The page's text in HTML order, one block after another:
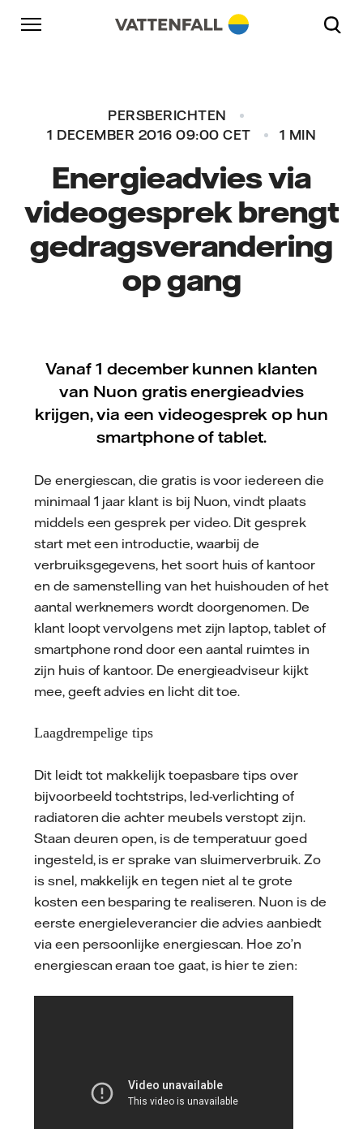
Naar content
Naar hoofdnavigatie
Ga naar footer
PERSBERICHTEN
1 DECEMBER 2016 09:00 CET
1 MIN
Energieadvies via
videogesprek brengt
gedragsverandering
op gang
Vanaf 1 december kunnen klanten
van Nuon gratis energieadvies
krijgen, via een videogesprek op hun
smartphone of tablet.
De energiescan, die gratis is voor iedereen die
minimaal 1 jaar klant is bij Nuon, vindt plaats
middels een gesprek per video. Dit gesprek
start met een introductie, waarbij de
verbruiksgegevens, het soort huis of kantoor
en de samenstelling van het huishouden of het
aantal werknemers wordt doorgenomen. De
klant loopt vervolgens met zijn laptop, tablet of
smartphone rond door een aantal ruimtes in
zijn huis of kantoor. De energieadviseur kijkt
mee, geeft advies en licht dit toe.
Laagdrempelige tips
Dit leidt tot makkelijk toepasbare tips over
bijvoorbeeld tochtstrips, led-verlichting of
radiatoren die achter meubels verstopt zijn.
Staan deuren open, is de temperatuur goed
ingesteld, is er sprake van sluimerverbruik. Zo
is snel, makkelijk en tegen niet al te grote
kosten een besparing te realiseren. Nuon is de
eerste energieleverancier die advies aanbiedt
via een persoonlijke energiescan. Hoe zo’n
energiescan eraan toe gaat, is hier te zien:
Naar hoofdnavigatie